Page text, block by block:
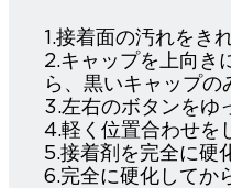
1.接着面の汚れをき
2.キャップを上向き
ら、黒いキャップの
3.左右のボタンをゆ
4.軽く位置合わせを
5.接着剤を完全に硬
6.完全に硬化してか